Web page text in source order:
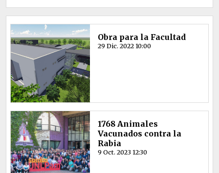
Obra para la Facultad
29 Dic. 2022 10:00
1768 Animales
Vacunados contra la
Rabia
9 Oct. 2023 12:30